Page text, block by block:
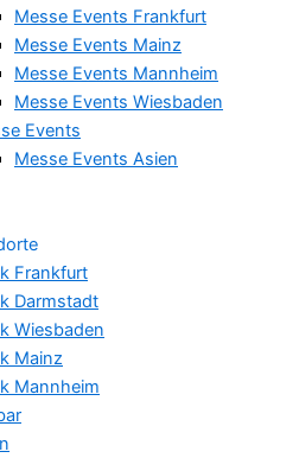
Messe Events Frankfurt
Messe Events Mainz
Messe Events Mannheim
Messe Events Wiesbaden
Events
Messe Events Asien
Frankfurt
Darmstadt
Wiesbaden
Mainz
Mannheim